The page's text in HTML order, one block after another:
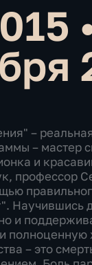
–
– мастер
и
профессор
Научившись
и
полноценную
– это